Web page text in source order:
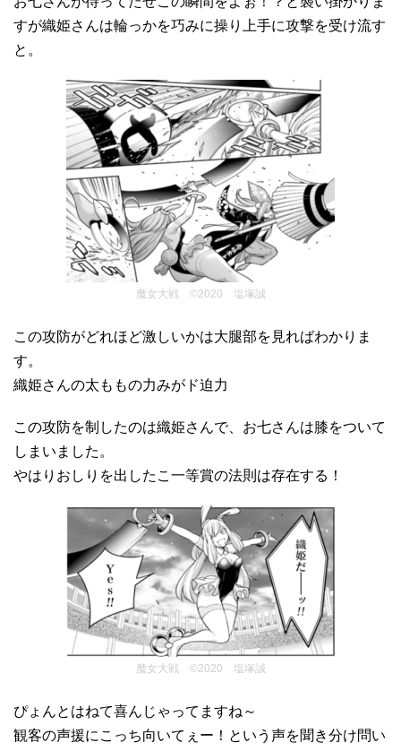
すが織姫さんは輪っかを巧みに操り上手に攻撃を受け流す
と。
魔女大戦 ©2020 塩塚誠
この攻防がどれほど激しいかは大腿部を見ればわかりま
す。
織姫さんの太ももの力みがド迫力
この攻防を制したのは織姫さんで、お七さんは膝をついて
しまいました。
やはりおしりを出したこ一等賞の法則は存在する！
魔女大戦 ©2020 塩塚誠
ぴょんとはねて喜んじゃってますね～
観客の声援にこっち向いてぇー！という声を聞き分け問い